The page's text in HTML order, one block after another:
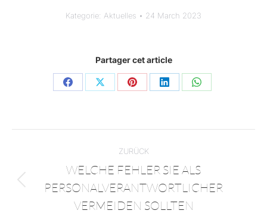
Kategorie: Aktuelles 24 March 2023
Partager cet article
ZURÜCK
WELCHE FEHLER SIE ALS
PERSONALVERANTWORTLICHER
VERMEIDEN SOLLTEN